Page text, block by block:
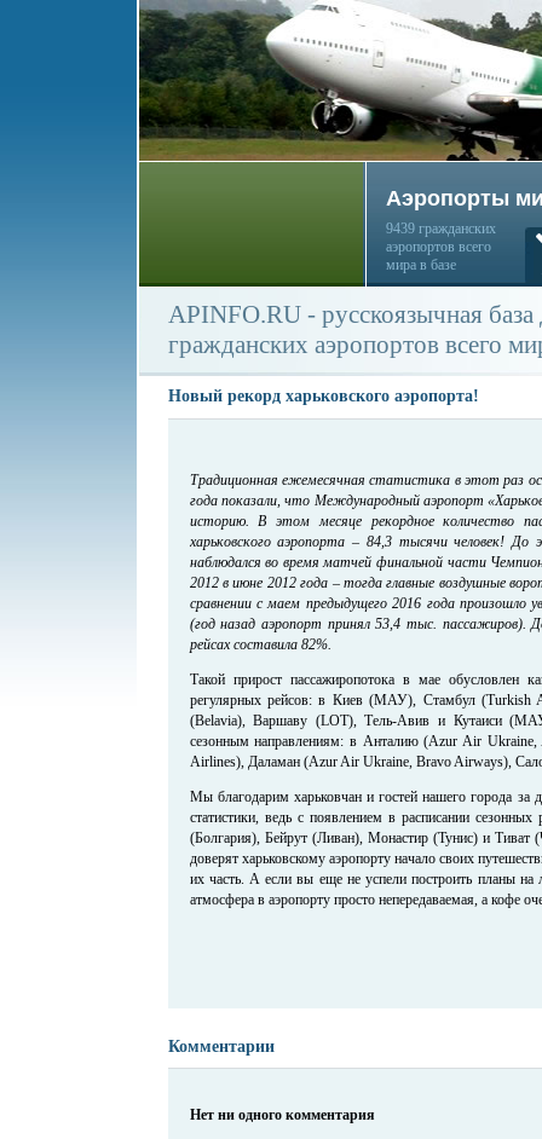
Аэропорты
9439 гражданских
аэропортов всего
мира в базе
APINFO.RU - русскоязычная
гражданских аэропортов всего
Новый рекорд харьковского аэропорта!
Традиционная ежемесячная статистика в этот раз
года показали, что Международный аэропорт
историю. В этом месяце рекордное количество
харьковского аэропорта – 84,3 тысячи человек! До
наблюдался во время матчей финальной части
2012 в июне 2012 года – тогда главные воздушные
сравнении с маем предыдущего 2016 года произошло
(год назад аэропорт принял 53,4 тыс. пассажиров).
рейсах составила 82%.
Такой прирост пассажиропотока в мае обусловлен
регулярных рейсов: в Киев (МАУ), Стамбул (Turkish
(Belavia), Варшаву (LOT), Тель-Авив и Кутаиси
сезонным направлениям: в Анталию (Azur Air
Airlines), Даламан (Azur Air Ukraine, Bravo Airways),
Мы благодарим харьковчан и гостей нашего города за
статистики, ведь с появлением в расписании
(Болгария), Бейрут (Ливан), Монастир (Тунис) и Тиват
доверят харьковскому аэропорту начало своих
их часть. А если вы еще не успели построить планы на
атмосфера в аэропорту просто непередаваемая, а кофе
Комментарии
Нет ни одного комментария